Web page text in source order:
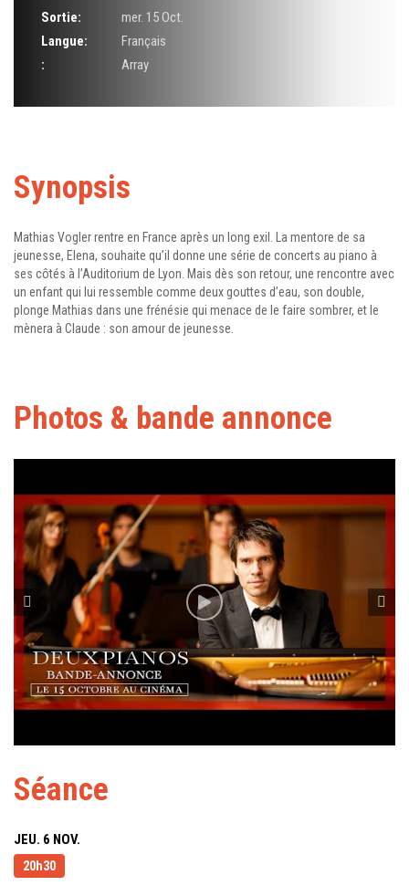
Sortie:
mer. 15 Oct.
Langue:
Français
:
Array
Synopsis
Mathias Vogler rentre en France après un long exil. La mentore de sa
jeunesse, Elena, souhaite qu’il donne une série de concerts au piano à
ses côtés à l’Auditorium de Lyon. Mais dès son retour, une rencontre avec
un enfant qui lui ressemble comme deux gouttes d’eau, son double,
plonge Mathias dans une frénésie qui menace de le faire sombrer, et le
mènera à Claude : son amour de jeunesse.
Photos & bande annonce
Séance
JEU. 6 NOV.
20h30